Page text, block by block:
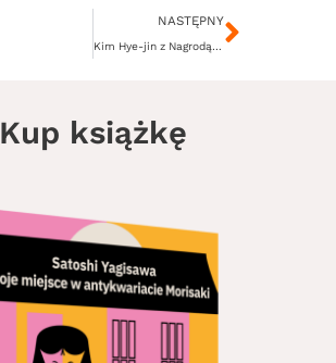
NASTĘPNY
Kim Hye-jin z Nagrodą Literacką im. Kim Yoo-junga!
Kup książkę